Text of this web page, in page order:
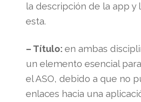
la descripción de la app y
esta.
– Título:en ambas
un elemento esencial
el ASO, debido a que no
enlaces hacia una